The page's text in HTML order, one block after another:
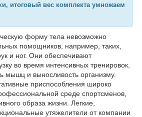
итоговый вес комплекта умножаем
форму тела невозможно
помощников, например, таких,
и ног. Они обеспечивают
во время интенсивных тренировок,
мышц и выносливость организму.
приспособления широко
среде спортсменов,
образа жизни. Легкие,
утяжелители от компании